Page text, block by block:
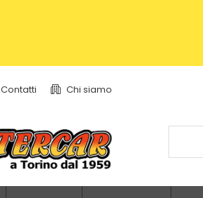
Contatti Chi siamo